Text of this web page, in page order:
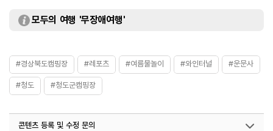
주요시설
샤워장 / 개수대 / 수영장 등
모두의 여행 '무장애여행'
#경상북도캠핑장 #레포츠 #여름물놀이 #와인터널 #운문사
#청도 #청도군캠핑장
콘텐츠 등록 및 수정 문의